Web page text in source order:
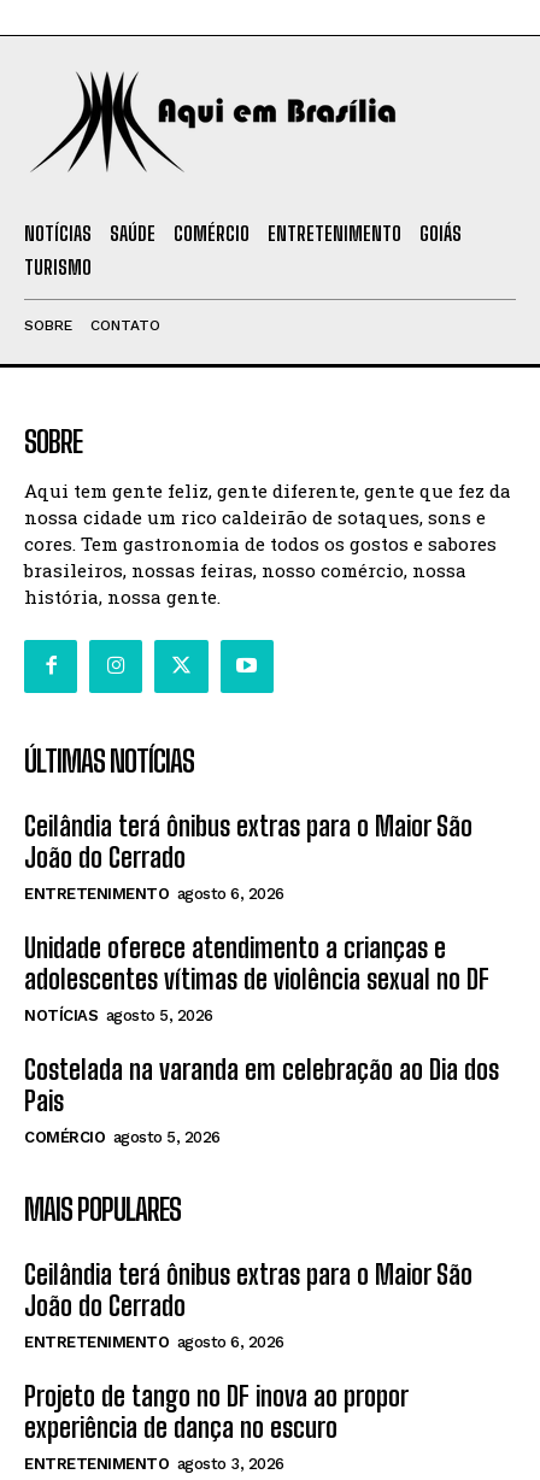
NOTÍCIAS SAÚDE COMÉRCIO ENTRETENIMENTO
GOIÁS
TURISMO
SOBRE CONTATO
SOBRE
Aqui tem gente feliz, gente diferente, gente que fez da
nossa cidade um rico caldeirão de sotaques, sons e
cores. Tem gastronomia de todos os gostos e sabores
brasileiros, nossas feiras, nosso comércio, nossa
história, nossa gente.
ÚLTIMAS NOTÍCIAS
Ceilândia terá ônibus extras para o Maior São
João do Cerrado
ENTRETENIMENTO agosto 6, 2026
Unidade oferece atendimento a crianças e
adolescentes vítimas de violência sexual no DF
NOTÍCIAS agosto 5, 2026
Costelada na varanda em celebração ao Dia dos
Pais
COMÉRCIO agosto 5, 2026
MAIS POPULARES
Ceilândia terá ônibus extras para o Maior São
João do Cerrado
ENTRETENIMENTO agosto 6, 2026
Projeto de tango no DF inova ao propor
experiência de dança no escuro
ENTRETENIMENTO agosto 3, 2026